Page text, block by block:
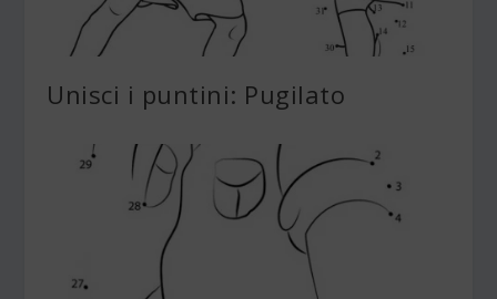
Unisci i puntini: Pugilato